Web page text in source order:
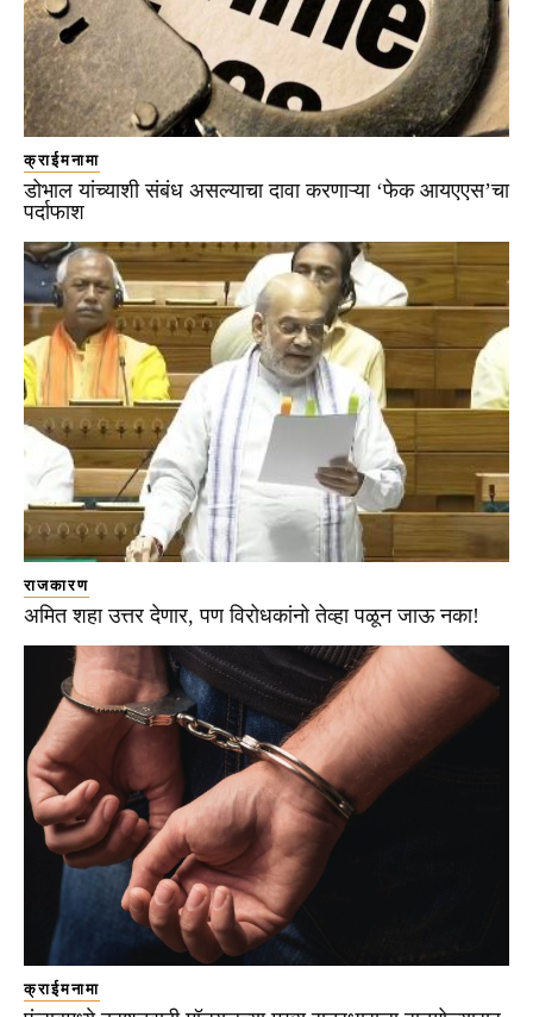
क्राईमनामा
डोभाल यांच्याशी संबंध असल्याचा दावा करणाऱ्या ‘फेक आयएएस’चा
पर्दाफाश
राजकारण
अमित शहा उत्तर देणार, पण विरोधकांनो तेव्हा पळून जाऊ नका!
क्राईमनामा